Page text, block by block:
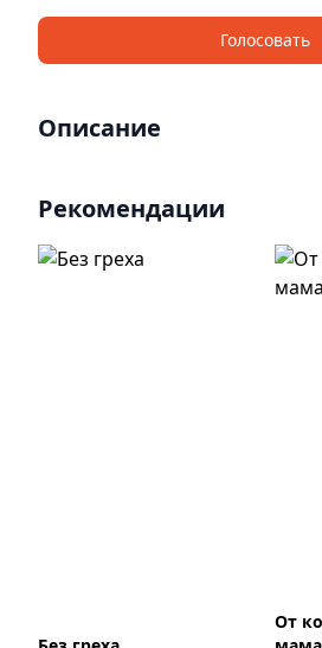
Голосовать
Описание
Рекомендации
От